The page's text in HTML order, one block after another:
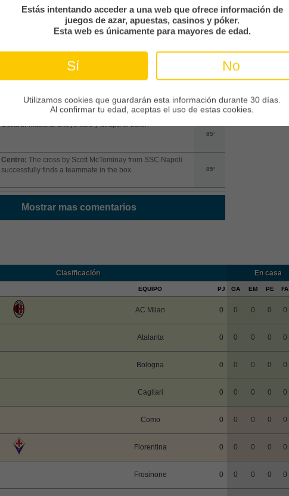
Oumar Solet relieves the pressure with a
87'
Saque de banda:SSC Napoli saca de banda desde su
and claims the ball
86'
Centro:Maduka Okoye sale y atrapa el balón
85'
Centro: The cross by Scott McTominay from SSC Napoli
successfully finds a teammate in the box.
85'
Mostrar mas comentarios
Clasificación En casa
EQUIPO PJ GA EM PE FA
AC Milan 0 0 0 0 0
Atalanta 0 0 0 0 0
Bologna 0 0 0 0 0
Cagliari 0 0 0 0 0
Como 0 0 0 0 0
Fiorentina 0 0 0 0 0
Frosinone 0 0 0 0 0
Estás intentando acceder a una web que ofrece información de
juegos de azar, apuestas, casinos y póker.
Esta web es únicamente para mayores de edad.
Sí No
Utilizamos cookies que guardarán esta información durante 30 días.
Al confirmar tu edad, aceptas el uso de estas cookies.